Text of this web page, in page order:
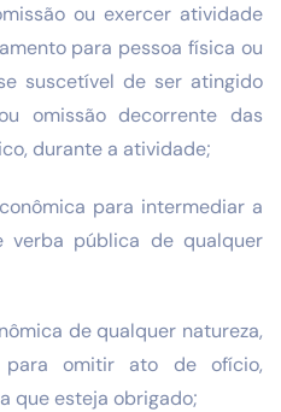
ou exercer atividade
para pessoa física ou
suscetível de ser atingido
omissão decorrente das
durante a atividade;
para intermediar a
verba pública de qualquer
de qualquer natureza,
para omitir ato de ofício,
que esteja obrigado;